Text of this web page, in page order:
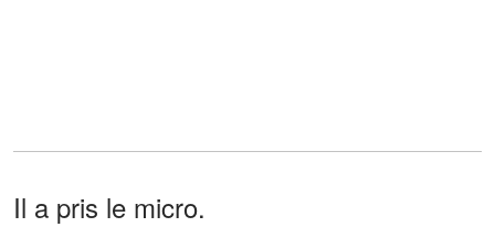
Il a pris le micro.